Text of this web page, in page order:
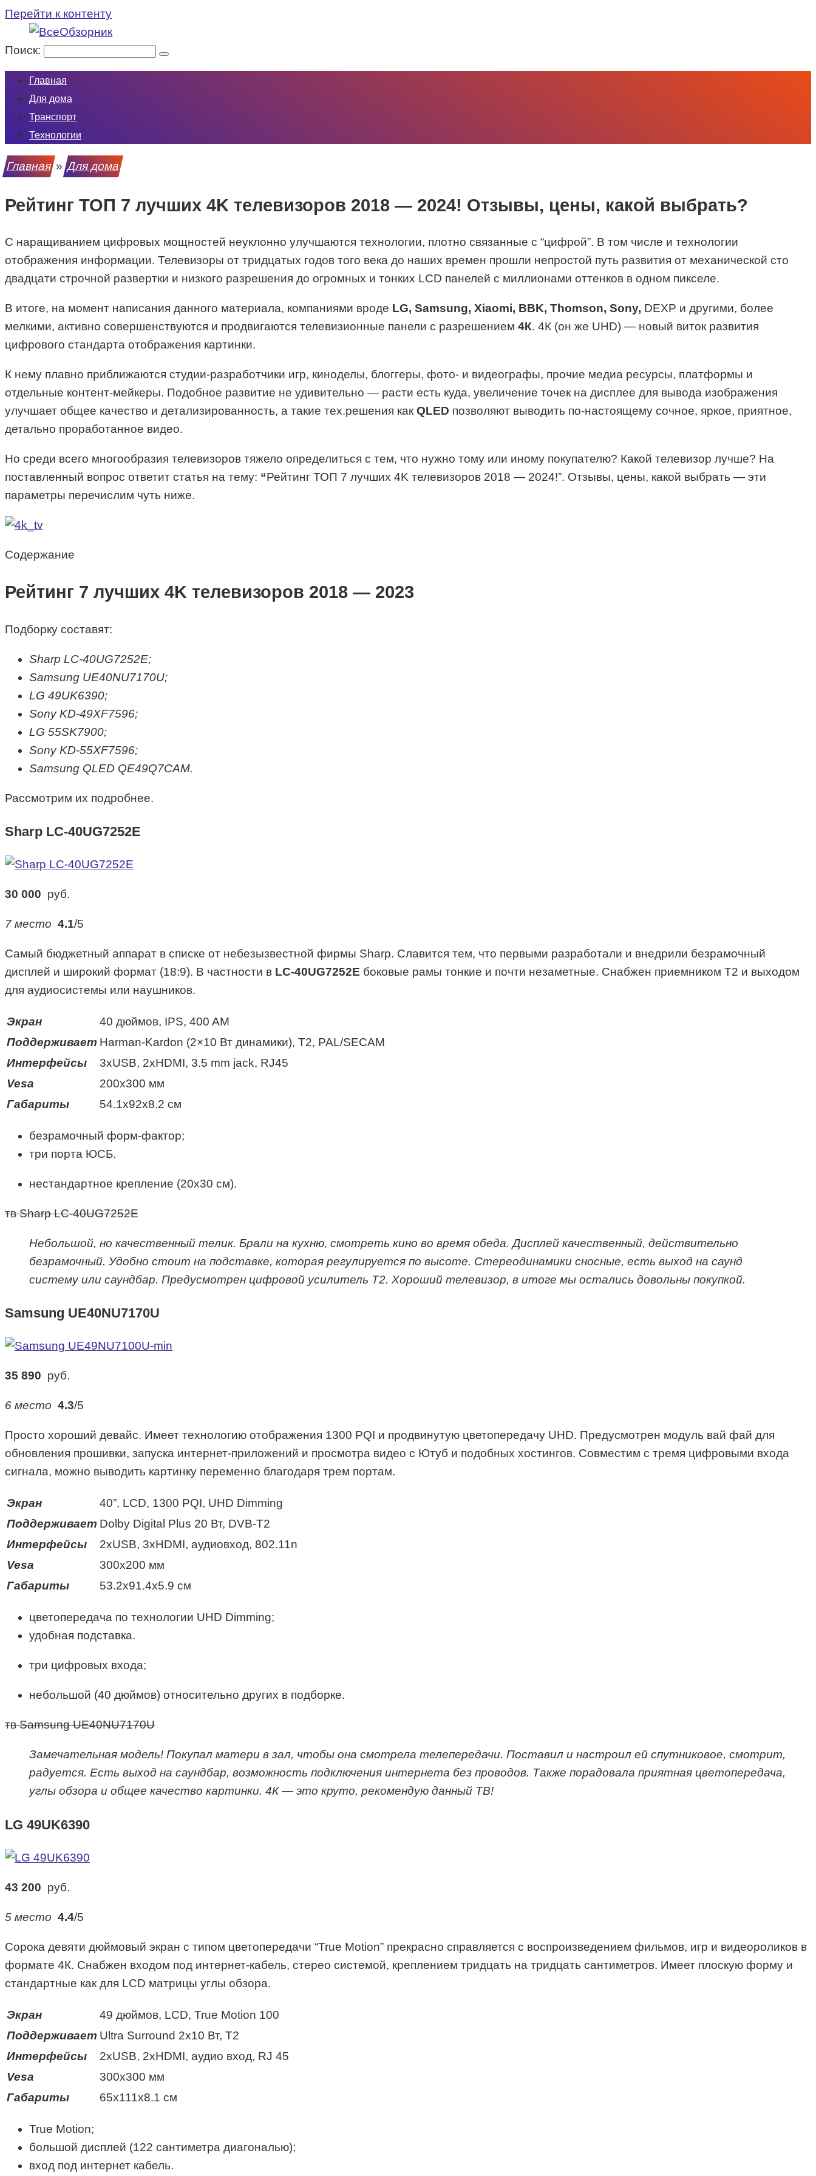
Перейти к контенту
Поиск:
Главная
Для дома
Транспорт
Технологии
Главная»Для дома
Рейтинг ТОП 7 лучших 4K телевизоров 2018 — 2024! Отзывы, цены, какой выбрать?
С наращиванием цифровых мощностей неуклонно улучшаются технологии, плотно связанные с “цифрой”. В том числе и технологии
отображения информации. Телевизоры от тридцатых годов того века до наших времен прошли непростой путь развития от механической сто
двадцати строчной развертки и низкого разрешения до огромных и тонких LCD панелей с миллионами оттенков в одном пикселе.
В итоге, на момент написания данного материала, компаниями вроде LG, Samsung, Xiaomi, BBK, Thomson, Sony, DEXP и другими, более
мелкими, активно совершенствуются и продвигаются телевизионные панели с разрешением 4К. 4К (он же UHD) — новый виток развития
цифрового стандарта отображения картинки.
К нему плавно приближаются студии-разработчики игр, киноделы, блоггеры, фото- и видеографы, прочие медиа ресурсы, платформы и
отдельные контент-мейкеры. Подобное развитие не удивительно — расти есть куда, увеличение точек на дисплее для вывода изображения
улучшает общее качество и детализированность, а такие тех.решения какQLED позволяют выводить по-настоящему сочное, яркое, приятное,
детально проработанное видео.
Но среди всего многообразия телевизоров тяжело определиться с тем, что нужно тому или иному покупателю? Какой телевизор лучше? На
поставленный вопрос ответит статья на тему: “Рейтинг ТОП 7 лучших 4K телевизоров 2018 — 2024!”. Отзывы, цены, какой выбрать — эти
параметры перечислим чуть ниже.
Содержание
Рейтинг 7 лучших 4K телевизоров 2018 — 2023
Подборку составят:
Sharp LC-40UG7252E;
Samsung UE40NU7170U;
LG 49UK6390;
Sony KD-49XF7596;
LG 55SK7900;
Sony KD-55XF7596;
Samsung QLED QE49Q7CAM.
Рассмотрим их подробнее.
Sharp LC-40UG7252E
30 000 руб.
7 место 4.1/5
Самый бюджетный аппарат в списке от небезызвестной фирмы Sharp. Славится тем, что первыми разработали и внедрили безрамочный
дисплей и широкий формат (18:9). В частности в LC-40UG7252E боковые рамы тонкие и почти незаметные. Снабжен приемником Т2 и выходом
для аудиосистемы или наушников.
Экран
40 дюймов, IPS, 400 AM
Поддерживает Harman-Kardon (2×10 Вт динамики), Т2, PAL/SECAM
Интерфейсы
3xUSB, 2xHDMI, 3.5 mm jack, RJ45
Vesa
200х300 мм
Габариты
54.1х92х8.2 см
безрамочный форм-фактор;
три порта ЮСБ.
нестандартное крепление (20х30 см).
тв Sharp LC-40UG7252E
Небольшой, но качественный телик. Брали на кухню, смотреть кино во время обеда. Дисплей качественный, действительно
безрамочный. Удобно стоит на подставке, которая регулируется по высоте. Стереодинамики сносные, есть выход на саунд
систему или саундбар. Предусмотрен цифровой усилитель Т2. Хороший телевизор, в итоге мы остались довольны покупкой.
Samsung UE40NU7170U
35 890 руб.
6 место 4.3/5
Просто хороший девайс. Имеет технологию отображения 1300 PQI и продвинутую цветопередачу UHD. Предусмотрен модуль вай фай для
обновления прошивки, запуска интернет-приложений и просмотра видео с Ютуб и подобных хостингов. Совместим с тремя цифровыми входа
сигнала, можно выводить картинку переменно благодаря трем портам.
Экран
40”, LCD, 1300 PQI, UHD Dimming
Поддерживает Dolby Digital Plus 20 Вт, DVB-Т2
Интерфейсы
2xUSB, 3xHDMI, аудиовход, 802.11n
Vesa
300х200 мм
Габариты
53.2х91.4х5.9 см
цветопередача по технологии UHD Dimming;
удобная подставка.
три цифровых входа;
небольшой (40 дюймов) относительно других в подборке.
тв Samsung UE40NU7170U
Замечательная модель! Покупал матери в зал, чтобы она смотрела телепередачи. Поставил и настроил ей спутниковое, смотрит,
радуется. Есть выход на саундбар, возможность подключения интернета без проводов. Также порадовала приятная цветопередача,
углы обзора и общее качество картинки. 4К — это круто, рекомендую данный ТВ!
LG 49UK6390
43 200 руб.
5 место 4.4/5
Сорока девяти дюймовый экран с типом цветопередачи “True Motion” прекрасно справляется с воспроизведением фильмов, игр и видеороликов в
формате 4К. Снабжен входом под интернет-кабель, стерео системой, креплением тридцать на тридцать сантиметров. Имеет плоскую форму и
стандартные как для LCD матрицы углы обзора.
Экран
49 дюймов, LCD, True Motion 100
Поддерживает Ultra Surround 2х10 Вт, Т2
Интерфейсы
2xUSB, 2xHDMI, аудио вход, RJ 45
Vesa
300х300 мм
Габариты
65x111x8.1 см
True Motion;
большой дисплей (122 сантиметра диагональю);
вход под интернет кабель.